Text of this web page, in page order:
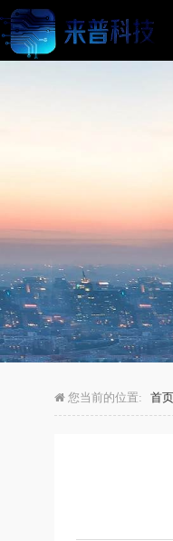
小议SQL
您当前的位置: 首页